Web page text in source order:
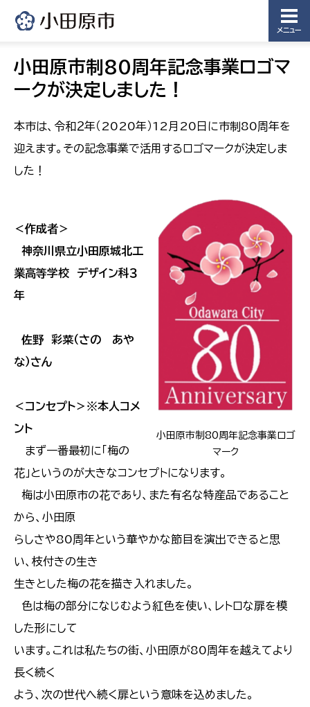
メニュー
小田原市制80周年記念事業ロゴマ
ークが決定しました！
本市は、令和２年（2020年）12月20日に市制80周年を
迎えます。その記念事業で活用するロゴマークが決定しま
した！
小田原市制80周年記念事業ロゴ
マーク
＜作成者＞
神奈川県立小田原城北工
業高等学校 デザイン科３
年
佐野 彩菜（さの あや
な）さん
＜コンセプト＞※本人コメ
ント
まず一番最初に「梅の
花」というのが大きなコンセプトになります。
梅は小田原市の花であり、また有名な特産品であること
から、小田原
らしさや80周年という華やかな節目を演出できると思
い、枝付きの生き
生きとした梅の花を描き入れました。
色は梅の部分になじむよう紅色を使い、レトロな扉を模
した形にして
います。これは私たちの街、小田原が80周年を越えてより
長く続く
よう、次の世代へ続く扉という意味を込めました。